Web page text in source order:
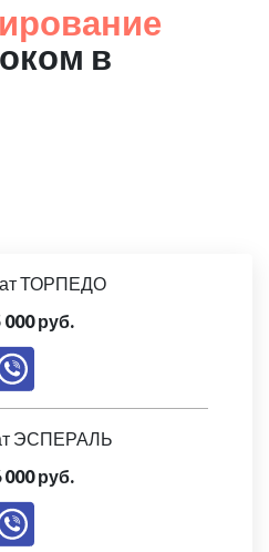
в
ТОРПЕДО
000 руб.
ЭСПЕРАЛЬ
000 руб.